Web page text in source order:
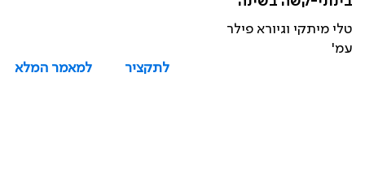
טלי מיתקי וגיורא פילר
עמ'
לתקציר
למאמר המלא